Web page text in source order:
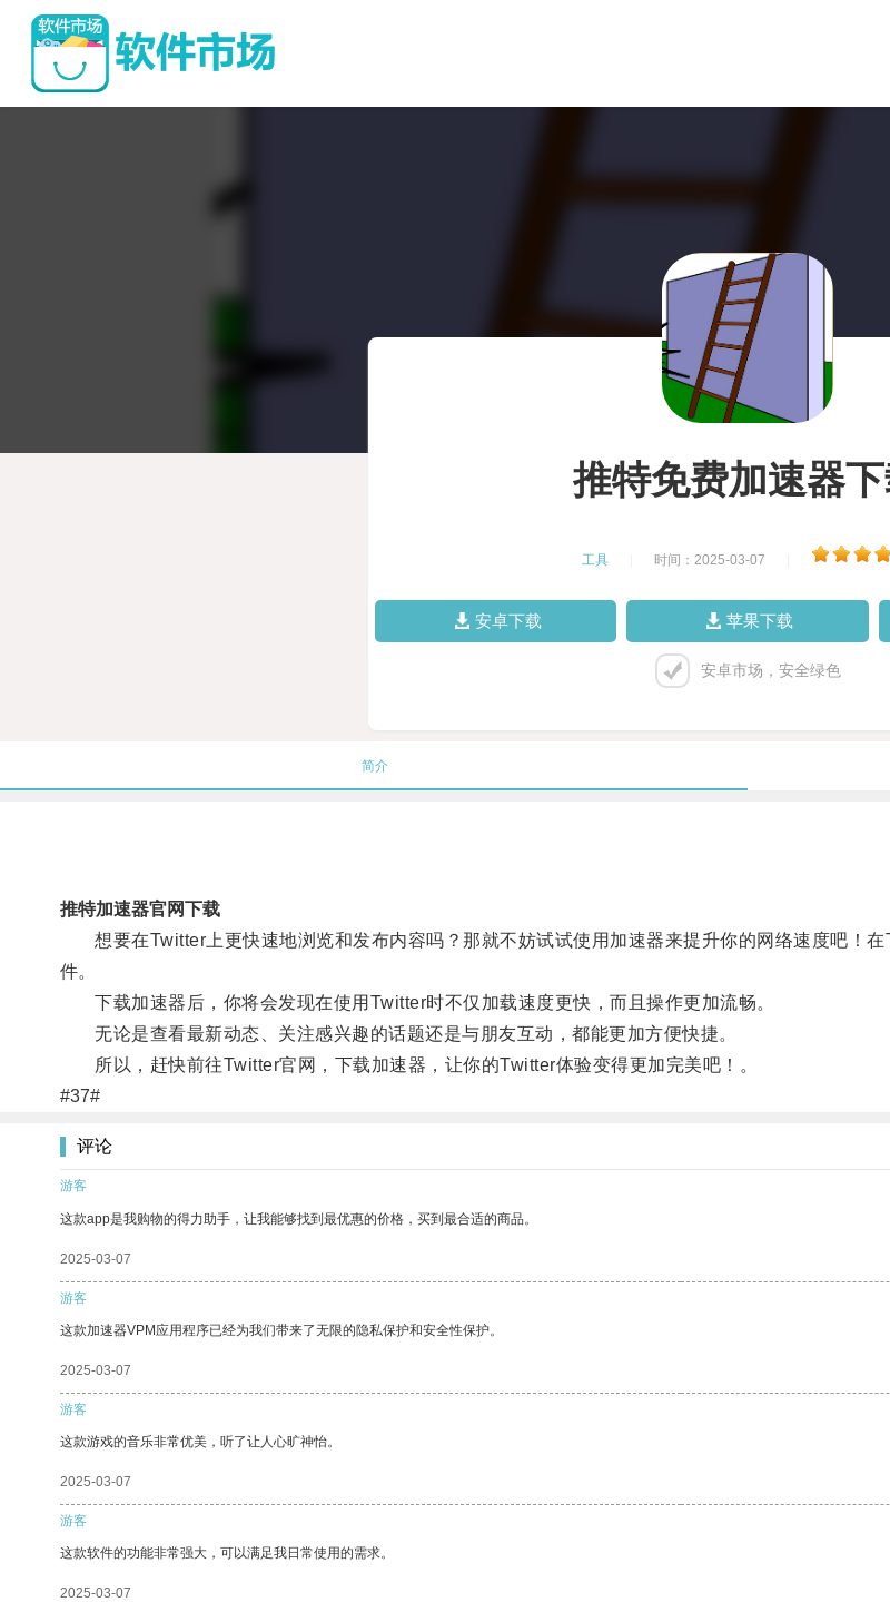
推特免费加速器
工具 时间：2025-03-07
安卓下载 苹果下载
安卓市场，安全绿色
简介
推特加速器官网下载
想要在Twitter上更快速地浏览和发布内容吗？那就不妨试试使用加速器来提升你的网络速度吧！
件。
下载加速器后，你将会发现在使用Twitter时不仅加载速度更快，而且操作更加流畅。
无论是查看最新动态、关注感兴趣的话题还是与朋友互动，都能更加方便快捷。
所以，赶快前往Twitter官网，下载加速器，让你的Twitter体验变得更加完美吧！。
#37#
评论
游客
这款app是我购物的得力助手，让我能够找到最优惠的价格，买到最合适的商品。
2025-03-07
游客
这款加速器VPM应用程序已经为我们带来了无限的隐私保护和安全性保护。
2025-03-07
游客
这款游戏的音乐非常优美，听了让人心旷神怡。
2025-03-07
游客
这款软件的功能非常强大，可以满足我日常使用的需求。
2025-03-07